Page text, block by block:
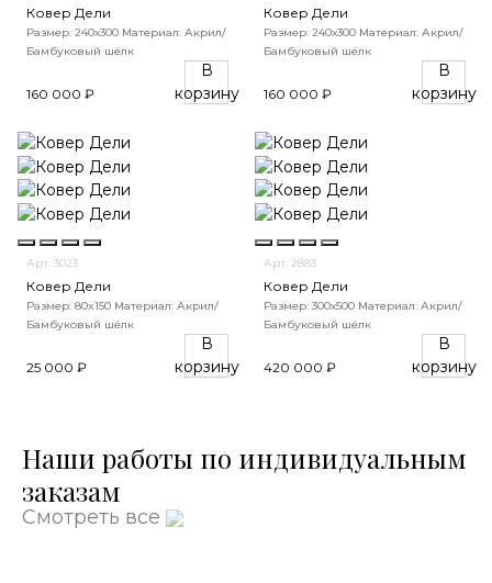
Ковер Дели
Размер: 240х300 Материал: Акрил/
Бамбуковый шёлк
160 000 ₽
В
корзину
Ковер Дели
Размер: 240х300 Материал: Акрил/
Бамбуковый шёлк
160 000 ₽
В
корзину
Арт. 3023
Ковер Дели
Размер: 80x150 Материал: Акрил/
Бамбуковый шёлк
25 000 ₽
В
корзину
Арт. 2883
Ковер Дели
Размер: 300х500 Материал: Акрил/
Бамбуковый шёлк
420 000 ₽
В
корзину
Наши работы по индивидуальным
заказам
Смотреть все